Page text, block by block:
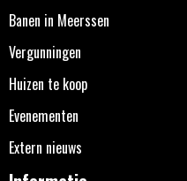
Banen in Meerssen
Vergunningen
Huizen te koop
Evenementen
Extern nieuws